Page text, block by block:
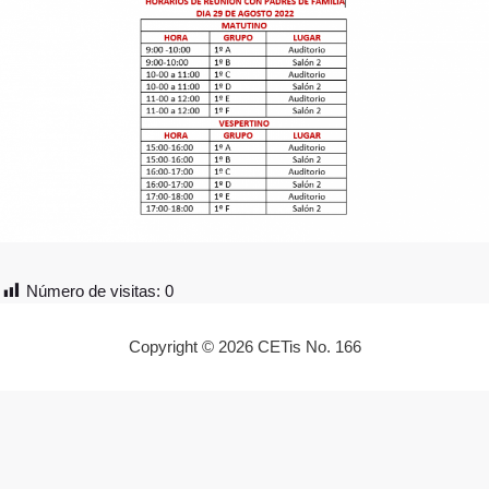
Número de visitas: 0
Copyright © 2026 CETis No. 166